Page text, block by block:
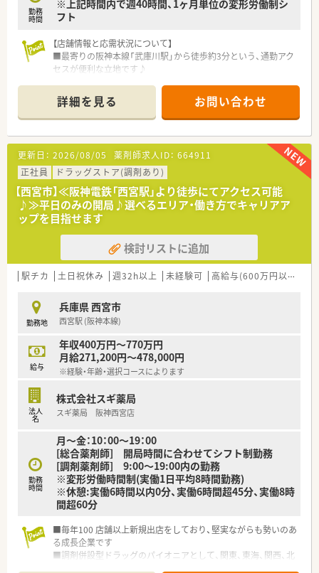
勤務
時間
※上記時間内で週40時間、1ヶ月単位の変形労働制シ
フト
【店舗情報と応需状況について】
■最寄りの阪神本線「武庫川駅」から徒歩約3分という、通勤アク
セスが便利な立地です♪
日に200～230枚応需！
■薬剤師は常時6～7名体制で、事務スタッフも複数名在籍して
おり、安心して業務に集中できます。
【募集背景と求める人物像について】
■今後の処方箋枚数の増加を見据え、より質の高い医療サービス
を提供するための増員募集となります。
■チームワークを大切にし、多くのスタッフと連携しながら前向
きに業務に取り組める方を歓迎します！
■高度な処方内容に触れる機会が多いため、向上心を持って知識
やスキルを磨きたい方に最適です！
【こんな取り組みをしています】
■院内感染対策として、全ての投薬ブースに空気清浄機を設置
し、安全な環境を維持しています。
が求められる調剤にも対応可能です♪
■法人全体でメディカルアロマの展開に力を入れており、他には
ない特色ある薬局作りをしています。
【こんな方が活躍中】
■専門性の高い処方内容に対して、積極的に学び知識を深めてい
ける向上心のある方が活躍中です！
一員として協力できる方が多いです♪
■患者様への丁寧な対応を心がけ、薬局業務をサービス業として
詳細を見る お問い合わせ
更新日： 2026/08/05 薬剤師求人ID： 664911
正社員
ドラッグストア(調剤あり)
【西宮市】≪阪神電鉄「西宮駅」より徒歩にてアクセス可能
♪≫平日のみの開局♪選べるエリア・働き方でキャリアア
ップを目指せます
検討リストに追加
駅チカ 土日祝休み 週32h以上 未経験可 高給与(600万円以上)
勤務地
兵庫県 西宮市
西宮駅 (阪神本線)
給与
年収400万円～770万円
月給271,200円～478,000円
※経験・年齢・選択コースによります
法人
名
株式会社スギ薬局
スギ薬局 阪神西宮店
勤務
時間
月～金：10：00～19：00
[総合薬剤師] 開局時間に合わせてシフト制勤務
[調剤薬剤師] 9:00～19:00内の勤務
※変形労働時間制(実働1日平均8時間勤務)
※休憩:実働6時間以内0分、実働6時間超45分、実働8時
間超60分
■毎年100 店舗以上新規出店をしており、堅実ながらも勢いのあ
る成長企業です
■調剤併設型ドラッグのパイオニアとして、関東、東海、関西、北